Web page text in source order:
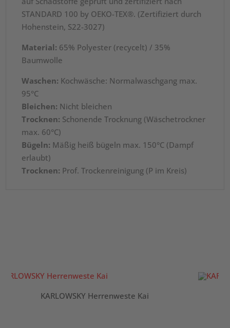
STANDARD 100 by OEKO-TEX®. (Zertifiziert durch
Hohenstein, S22-3027)
Material: 65% Polyester (recycelt) / 35%
Baumwolle
Waschen: Kochwäsche: Normalwaschgang max.
95°C
Bleichen: Nicht bleichen
Trocknen: Schonende Trocknung (Wäschetrockner
max. 60°C)
Bügeln: Mäßig heiß bügeln max. 150°C (Dampf
erlaubt)
Trocknen: Prof. Trockenreinigung (P im Kreis)
KARLOWSKY Herrenweste Kai